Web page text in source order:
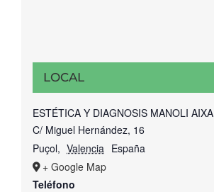
LOCAL
ESTÉTICA Y DIAGNOSIS MANOLI AIXA
C/ Miguel Hernández, 16
Puçol, Valencia España
+ Google Map
Teléfono